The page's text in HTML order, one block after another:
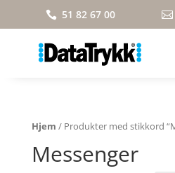
 51 82 67 00 
Hjem / Produkter med stikkord
Messenger